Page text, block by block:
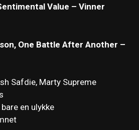
Value – Vinner
One Battle After Another –
Safdie, Marty Supreme
en ulykke